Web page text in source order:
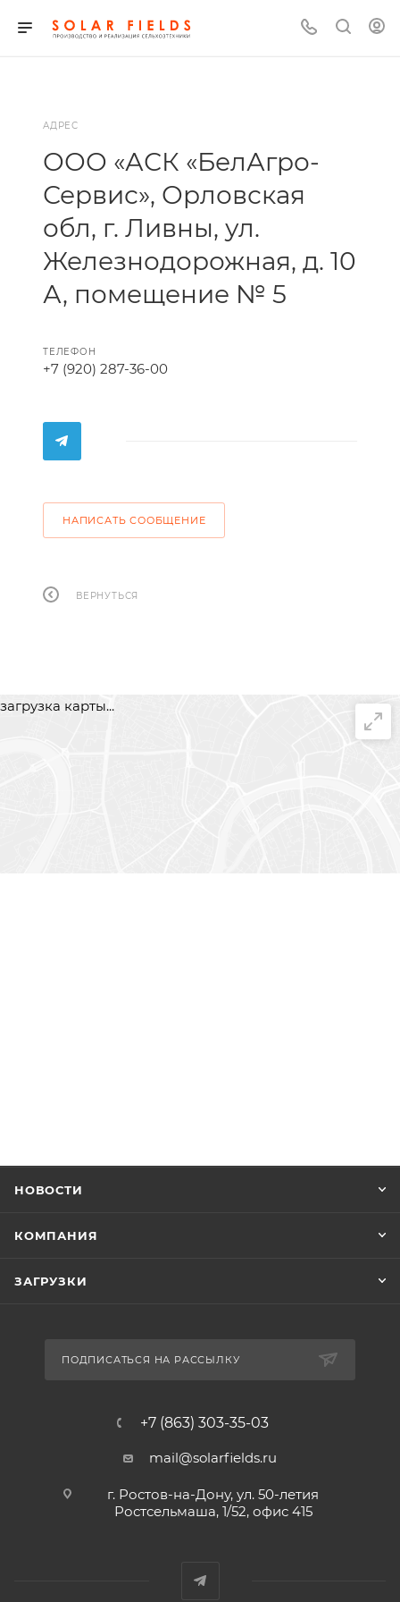
АДРЕС
ООО «АСК «БелАгро-
Сервис», Орловская
обл, г. Ливны, ул.
Железнодорожная, д. 10
А, помещение № 5
ТЕЛЕФОН
+7 (920) 287-36-00
НАПИСАТЬ СООБЩЕНИЕ
ВЕРНУТЬСЯ
загрузка карты...
НОВОСТИ
КОМПАНИЯ
ЗАГРУЗКИ
ПОДПИСАТЬСЯ НА РАССЫЛКУ
+7 (863) 303-35-03
mail@solarfields.ru
г. Ростов-на-Дону, ул. 50-летия
Ростсельмаша, 1/52, офис 415